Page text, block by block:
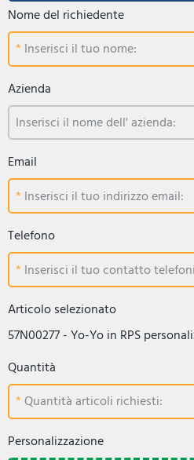
Nome del richiedente
Inserisci il tuo nome:
Azienda
Inserisci il nome dell' azienda:
Email
Inserisci il tuo indirizzo email:
Telefono
Inserisci il tuo contatto
Articolo selezionato
57N00277 - Yo-Yo in RPS
Quantità
Quantità articoli richiesti:
Personalizzazione